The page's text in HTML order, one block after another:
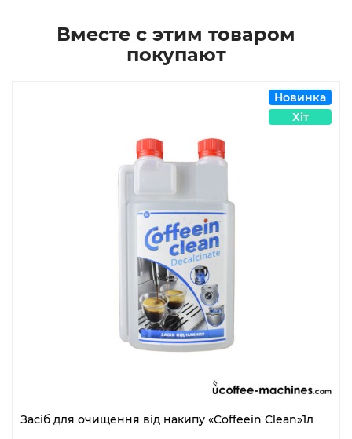
Вместе с этим товаром
покупают
Засіб для очищення від накипу «Coffeein Clean»1л
Новинка
Хіт